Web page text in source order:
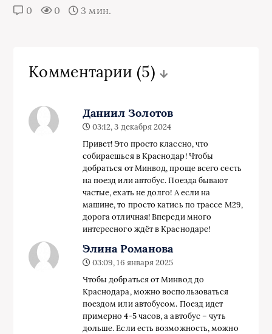
0 0 3 мин.
Комментарии (5)
Даниил Золотов
03:12, 3 декабря 2024
Привет! Это просто классно, что
собираешься в Краснодар! Чтобы
добраться от Минвод, проще всего сесть
на поезд или автобус. Поезда бывают
частые, ехать не долго! А если на
машине, то просто катись по трассе М29,
дорога отличная! Впереди много
интересного ждёт в Краснодаре!
Элина Романова
03:09, 16 января 2025
Чтобы добраться от Минвод до
Краснодара, можно воспользоваться
поездом или автобусом. Поезд идет
примерно 4-5 часов, а автобус – чуть
дольше. Если есть возможность, можно